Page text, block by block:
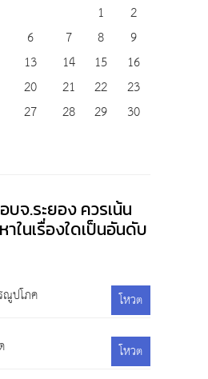
1
2
6 7 8
9
13 14 15
16
20 21 22
23
27 28 29
30
บจ.ระยอง ควรเน้น
ในเรื่องใดเป็นอันดับ
ณูปโภค โหวต
โหวต